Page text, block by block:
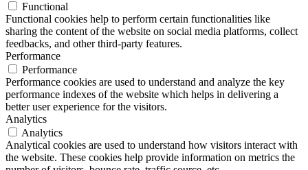
Functional
Functional cookies help to perform certain functionalities like
sharing the content of the website on social media platforms, collect
feedbacks, and other third-party features.
Performance
Performance
Performance cookies are used to understand and analyze the key
performance indexes of the website which helps in delivering a
better user experience for the visitors.
Analytics
Analytics
Analytical cookies are used to understand how visitors interact with
the website. These cookies help provide information on metrics the